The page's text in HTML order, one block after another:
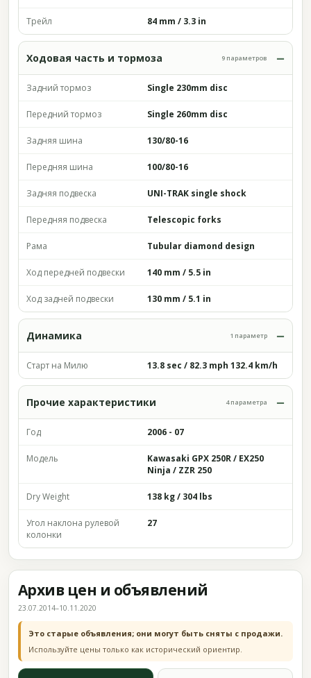
Трейл 84 mm / 3.3 in
Ходовая часть и тормоза 9 параметров
Задний тормоз Single 230mm disc
Передний тормоз Single 260mm disc
Задняя шина 130/80-16
Передняя шина 100/80-16
Задняя подвеска UNI-TRAK single shock
Передняя подвеска Telescopic forks
Рама Tubular diamond design
Ход передней подвески 140 mm / 5.5 in
Ход задней подвески 130 mm / 5.1 in
Динамика 1 параметр
Старт на Милю 13.8 sec / 82.3 mph 132.4 km/h
Прочие характеристики 4 параметра
Год 2006 - 07
Модель
Kawasaki GPX 250R / EX250
Ninja / ZZR 250
Dry Weight 138 kg / 304 lbs
Угол наклона рулевой
колонки
27
Архив цен и объявлений
23.07.2014–10.11.2020
Это старые объявления; они могут быть сняты с продажи.
Используйте цены только как исторический ориентир.